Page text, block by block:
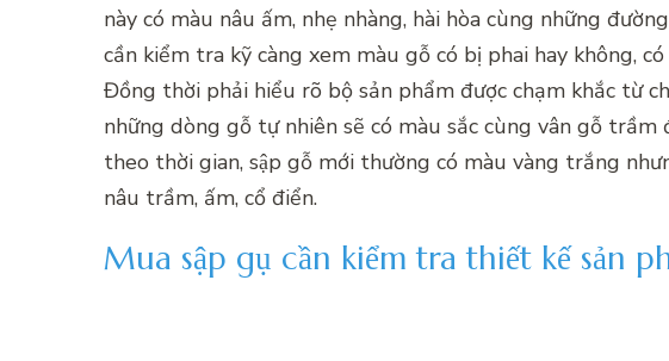
này có màu nâu ấm, nhẹ nhàng, hài hòa cùng những
cần kiểm tra kỹ càng xem màu gỗ có bị phai hay không,
Đồng thời phải hiểu rõ bộ sản phẩm được chạm khắc từ
những dòng gỗ tự nhiên sẽ có màu sắc cùng vân gỗ
theo thời gian, sập gỗ mới thường có màu vàng trắng
nâu trầm, ấm, cổ điển.
Mua sập gụ cần kiểm tra thiết kế sản